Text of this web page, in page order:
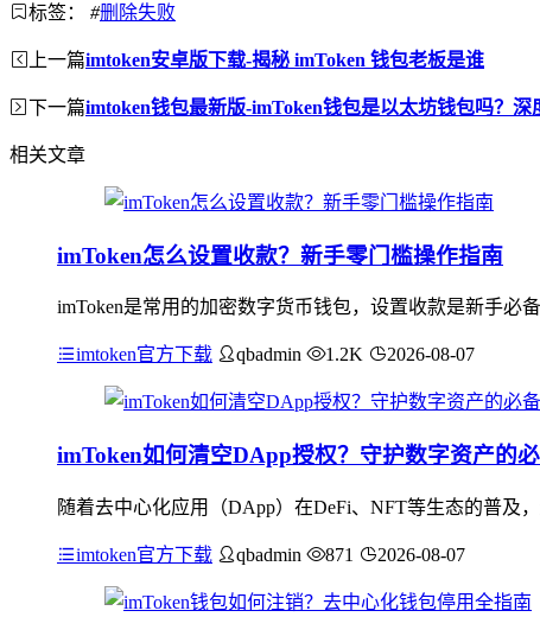
标签： #删除失败
上一篇imtoken安卓版下载-揭秘 imToken 钱包老板是谁
下一篇imtoken钱包最新版-imToken钱包是以太坊钱包吗？深
相关文章
imToken怎么设置收款？新手零门槛操作指南
imToken是常用的加密数字货币钱包，设置收款是新手必
imtoken官方下载 qbadmin 1.2K 2026-08-07
imToken如何清空DApp授权？守护数字资产的
随着去中心化应用（DApp）在DeFi、NFT等生态的普及
imtoken官方下载 qbadmin 871 2026-08-07